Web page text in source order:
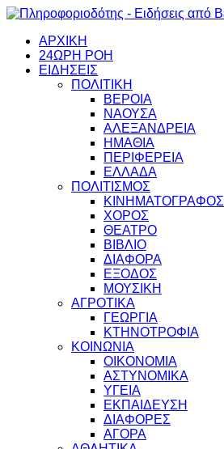
ΑΡΧΙΚΗ
24ΩΡΗ ΡΟΗ
ΕΙΔΗΣΕΙΣ
ΠΟΛΙΤΙΚΗ
ΒΕΡΟΙΑ
ΝΑΟΥΣΑ
ΑΛΕΞΑΝΔΡΕΙΑ
ΗΜΑΘΙΑ
ΠΕΡΙΦΕΡΕΙΑ
ΕΛΛΑΔΑ
ΠΟΛΙΤΙΣΜΟΣ
ΚΙΝΗΜΑΤΟΓΡΑΦΟΣ
ΧΟΡΟΣ
ΘΕΑΤΡΟ
ΒΙΒΛΙΟ
ΔΙΑΦΟΡΑ
ΕΞΟΔΟΣ
ΜΟΥΣΙΚΗ
ΑΓΡΟΤΙΚΑ
ΓΕΩΡΓΙΑ
ΚΤΗΝΟΤΡΟΦΙΑ
ΚΟΙΝΩΝΙΑ
ΟΙΚΟΝΟΜΙΑ
ΑΣΤΥΝΟΜΙΚΑ
ΥΓΕΙΑ
ΕΚΠΑΙΔΕΥΣΗ
ΔΙΑΦΟΡΕΣ
ΑΓΟΡΑ